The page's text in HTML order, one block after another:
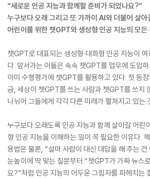
“새로운 인공 지능과 함께할 준비가 되었나요?”
누구보다 오래 그리고 또 가까이 AI와 더불어 살아
어린이를 위한 챗GPT와 생성형 인공 지능의 모든
챗GPT로 대표되는 생성형·대화형 인공 지능이
다. 앞서가는 이들은 속속 챗GPT를 업무에 도입
이미 수행평가에 챗GPT를 활용하고 있다. 첫 등
금, 세상이 챗GPT를 쓰는 사람과 챗GPT를 쓰지
나뉘어 그들에게 각각 다른 미래가 펼쳐지고 있는
누구보다 오래도록 인공 지능과 함께 살아갈 어린
형 인공 지능을 이해하는 일이 꼭 필요한 이유다.
용법은 물론, “설마 사람이 대신 대답을 해 주는
눈높이에 딱 맞는 질문부터 “챗GPT가 가짜 뉴스
요?”처럼 인공 지능의 어두운 그림자를 파헤치는